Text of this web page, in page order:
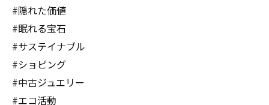
#隠れた価値
#眠れる宝石
#サステイナブル
#ショピング
#中古ジュエリー
#エコ活動